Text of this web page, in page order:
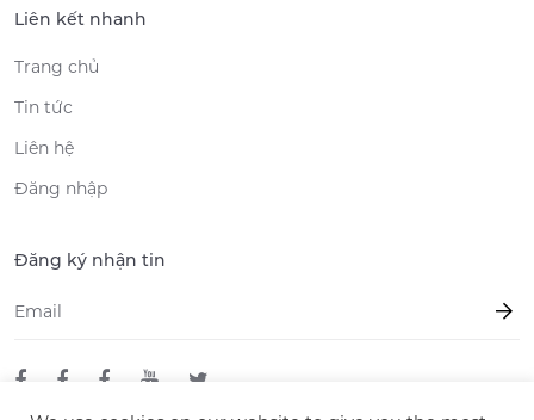
Liên kết nhanh
Trang chủ
Tin tức
Liên hệ
Đăng nhập
Đăng ký nhận tin
Email